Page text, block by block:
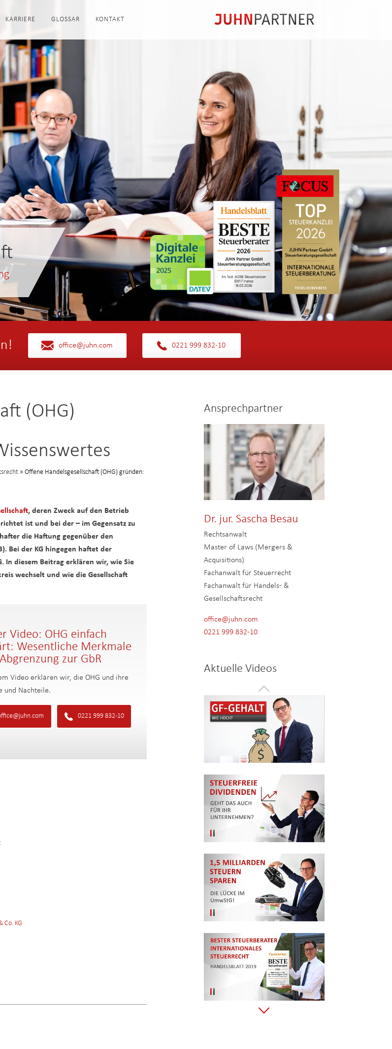
KARRIERE GLOSSAR KONTAKT
office@juhn.com 0221 999 832-10
(OHG)
» Offene Handelsgesellschaft (OHG) gründen:
, deren Zweck auf den Betrieb
ist und bei der – im Gegensatz zu
die Haftung gegenüber den
Bei der KG hingegen haftet der
In diesem Beitrag erklären wir, wie Sie
wechselt und wie die Gesellschaft
Video: OHG einfach
Wesentliche Merkmale
zur GbR
Video erklären wir, die OHG und ihre
und Nachteile.
0221 999 832-10
Co. KG
Ansprechpartner
Dr. jur. Sascha Besau
Rechtsanwalt
Master of Laws (Mergers &
Acquisitions)
Fachanwalt für Steuerrecht
Fachanwalt für Handels- &
Gesellschaftsrecht
office@juhn.com
0221 999 832-10
Aktuelle Videos